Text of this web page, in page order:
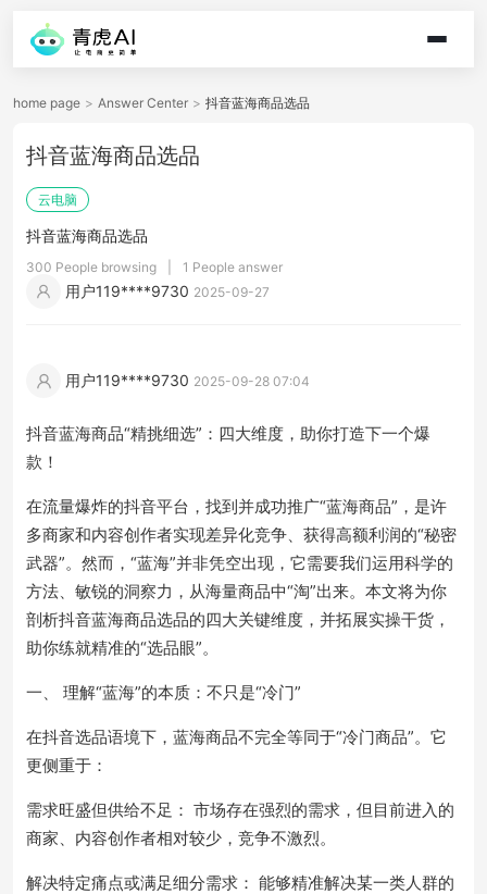
home page > Answer Center > 抖音蓝海商品选品
抖音蓝海商品选品
云电脑
抖音蓝海商品选品
300 People browsing 1 People answer
用户119****9730 2025-09-27
用户119****9730 2025-09-28 07:04
抖音蓝海商品“精挑细选”：四大维度，助你打造下一个爆
款！
在流量爆炸的抖音平台，找到并成功推广“蓝海商品”，是许
多商家和内容创作者实现差异化竞争、获得高额利润的“秘密
武器”。然而，“蓝海”并非凭空出现，它需要我们运用科学的
方法、敏锐的洞察力，从海量商品中“淘”出来。本文将为你
剖析抖音蓝海商品选品的四大关键维度，并拓展实操干货，
助你练就精准的“选品眼”。
一、 理解“蓝海”的本质：不只是“冷门”
在抖音选品语境下，蓝海商品不完全等同于“冷门商品”。它
更侧重于：
需求旺盛但供给不足： 市场存在强烈的需求，但目前进入的
商家、内容创作者相对较少，竞争不激烈。
解决特定痛点或满足细分需求： 能够精准解决某一类人群的